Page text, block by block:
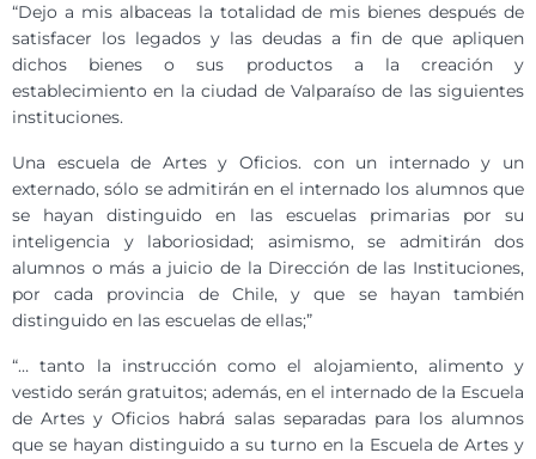
“Dejo a mis albaceas la totalidad de mis bienes después de
satisfacer los legados y las deudas a fin de que apliquen
dichos bienes o sus productos a la creación y
establecimiento en la ciudad de Valparaíso de las siguientes
instituciones.
Una escuela de Artes y Oficios. con un internado y un
externado, sólo se admitirán en el internado los alumnos que
se hayan distinguido en las escuelas primarias por su
inteligencia y laboriosidad; asimismo, se admitirán dos
alumnos o más a juicio de la Dirección de las Instituciones,
por cada provincia de Chile, y que se hayan también
distinguido en las escuelas de ellas;”
“… tanto la instrucción como el alojamiento, alimento y
vestido serán gratuitos; además, en el internado de la Escuela
de Artes y Oficios habrá salas separadas para los alumnos
que se hayan distinguido a su turno en la Escuela de Artes y